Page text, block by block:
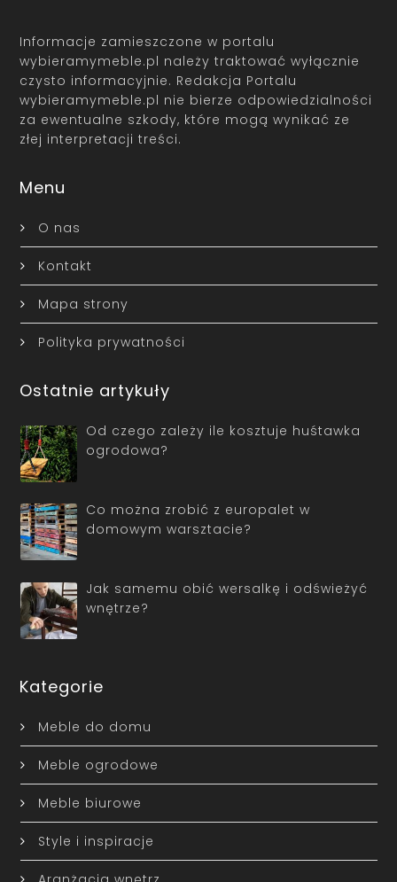
Informacje zamieszczone w portalu
wybieramymeble.pl należy traktować wyłącznie
czysto informacyjnie. Redakcja Portalu
wybieramymeble.pl nie bierze odpowiedzialności
za ewentualne szkody, które mogą wynikać ze
złej interpretacji treści.
Menu
O nas
Kontakt
Mapa strony
Polityka prywatności
Ostatnie artykuły
Od czego zależy ile kosztuje huśtawka
ogrodowa?
Co można zrobić z europalet w
domowym warsztacie?
Jak samemu obić wersalkę i odświeżyć
wnętrze?
Kategorie
Meble do domu
Meble ogrodowe
Meble biurowe
Style i inspiracje